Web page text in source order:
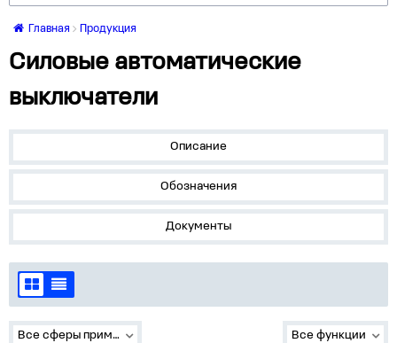
Главная Продукция
Силовые автоматические
выключатели
Описание
Обозначения
Документы
Все сферы применения Все функции